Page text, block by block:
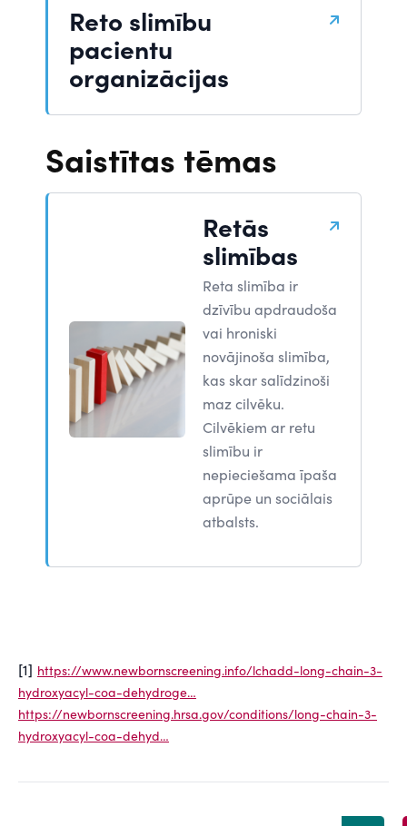
Reto slimību
pacientu
organizācijas
Saistītas tēmas
Retās
slimības
Reta slimība ir
dzīvību apdraudoša
vai hroniski
novājinoša slimība,
kas skar salīdzinoši
maz cilvēku.
Cilvēkiem ar retu
slimību ir
nepieciešama īpaša
aprūpe un sociālais
atbalsts.
[1] https://www.newbornscreening.info/lchadd-long-chain-3-
hydroxyacyl-coa-dehydroge…
https://newbornscreening.hrsa.gov/conditions/long-chain-3-
hydroxyacyl-coa-dehyd…